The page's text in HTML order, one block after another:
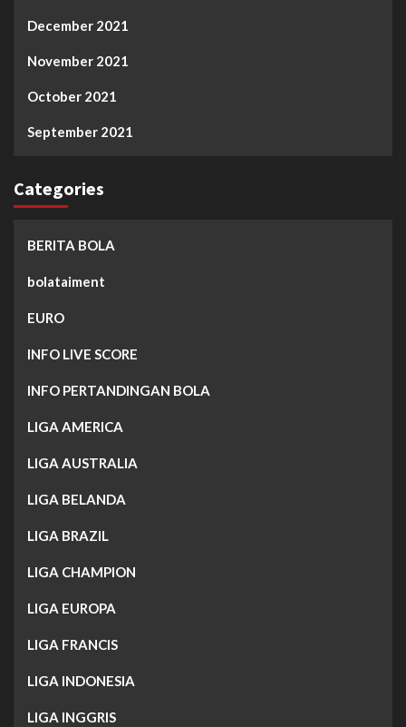
December 2021
November 2021
October 2021
September 2021
Categories
BERITA BOLA
bolataiment
EURO
INFO LIVE SCORE
INFO PERTANDINGAN BOLA
LIGA AMERICA
LIGA AUSTRALIA
LIGA BELANDA
LIGA BRAZIL
LIGA CHAMPION
LIGA EUROPA
LIGA FRANCIS
LIGA INDONESIA
LIGA INGGRIS